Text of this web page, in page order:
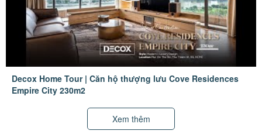
Decox Home Tour | Căn hộ thượng lưu Cove Residences
Empire City 230m2
Xem thêm